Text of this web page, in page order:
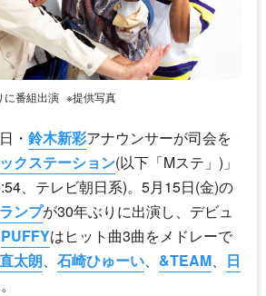
に番組出演 ※提供写真
・ 鈴木新彩アナウンサーが司会を
クステーション(以下「Mステ」)」
、テレビ朝日系)。5月15日(金)の
ンプが30年ぶりに出演し、デビュ
PUFFYはヒット曲3曲をメドレーで
太朗、 石崎ひゅーい、 &TEAM、 日